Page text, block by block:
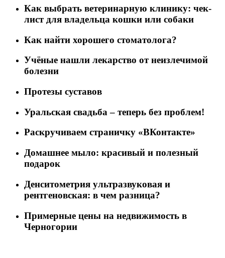
Как выбрать ветеринарную клинику: чек-
лист для владельца кошки или собаки
Как найти хорошего стоматолога?
Учёные нашли лекарство от неизлечимой
болезни
Протезы суставов
Уральская свадьба – теперь без проблем!
Раскручиваем страничку «ВКонтакте»
Домашнее мыло: красивый и полезный
подарок
Денситометрия ультразвуковая и
рентгеновская: в чем разница?
Примерные цены на недвижимость в
Черногории